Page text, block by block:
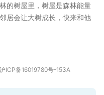
的树屋里，树屋是森林能量
居会让大树成长，快来和他
沪ICP备16019780号-153A